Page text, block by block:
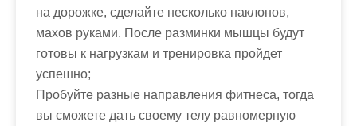
на дорожке, сделайте несколько наклонов,
махов руками. После разминки мышцы будут
готовы к нагрузкам и тренировка пройдет
успешно;
Пробуйте разные направления фитнеса, тогда
вы сможете дать своему телу равномерную